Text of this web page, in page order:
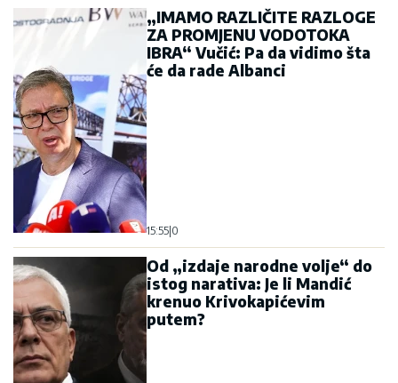
„IMAMO RAZLIČITE RAZLOGE
ZA PROMJENU VODOTOKA
IBRA“ Vučić: Pa da vidimo šta
će da rade Albanci
15:55 0
Od „izdaje narodne volje“ do
istog narativa: Je li Mandić
krenuo Krivokapićevim
putem?